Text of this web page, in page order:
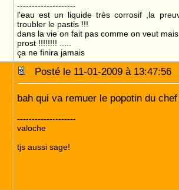
--------------------
l'eau est un liquide très corrosif ,la
troubler le pastis !!!
dans la vie on fait pas comme on veut
prost !!!!!!!! .....
ça ne finira jamais
Posté le 11-01-2009 à
bah qui va remuer le popotin du
--------------------
valoche
tjs aussi sage!